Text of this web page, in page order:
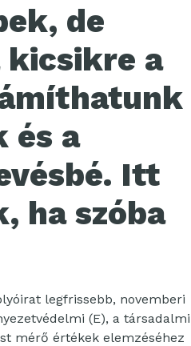
de
kicsikre a
és a
Itt
ha szóba
legfrissebb, novemberi
(E), a társadalmi
mérő értékek elemzéséhez